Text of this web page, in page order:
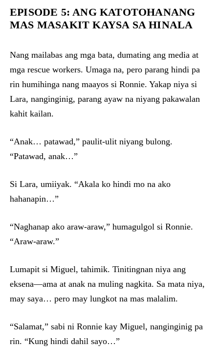
EPISODE 5: ANG KATOTOHANANG
MAS MASAKIT KAYSA SA HINALA
Nang mailabas ang mga bata, dumating ang media at
mga rescue workers. Umaga na, pero parang hindi pa
rin humihinga nang maayos si Ronnie. Yakap niya si
Lara, nanginginig, parang ayaw na niyang pakawalan
kahit kailan.
“Anak… patawad,” paulit-ulit niyang bulong.
“Patawad, anak…”
Si Lara, umiiyak. “Akala ko hindi mo na ako
hahanapin…”
“Naghanap ako araw-araw,” humagulgol si Ronnie.
“Araw-araw.”
Lumapit si Miguel, tahimik. Tinitingnan niya ang
eksena—ama at anak na muling nagkita. Sa mata niya,
may saya… pero may lungkot na mas malalim.
“Salamat,” sabi ni Ronnie kay Miguel, nanginginig pa
rin. “Kung hindi dahil sayo…”